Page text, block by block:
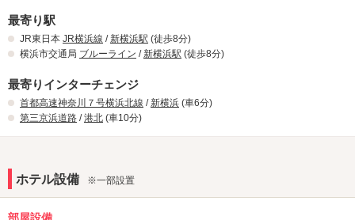
最寄り駅
JR東日本 JR横浜線 /新横浜駅 (徒歩8分)
横浜市交通局 ブルーライン /新横浜駅 (徒歩8分)
最寄りインターチェンジ
首都高速神奈川７号横浜北線 /新横浜 (車6分)
第三京浜道路 /港北 (車10分)
ホテル設備 ※一部設置